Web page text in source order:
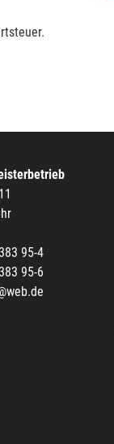
95-4
95-6